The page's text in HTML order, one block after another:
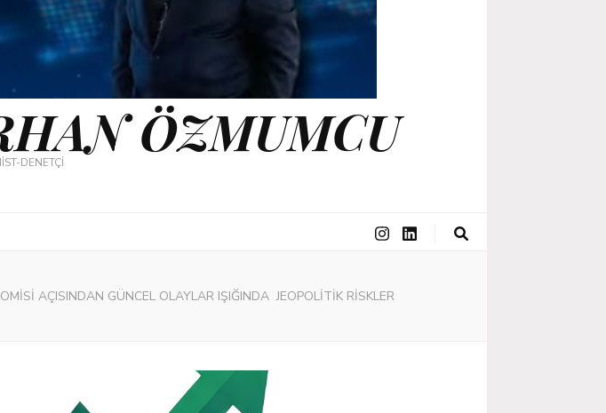
ÖZMUMCU
DENETÇİ
AÇISINDAN GÜNCEL OLAYLAR IŞIĞINDA JEOPOLİTİK RİSKLER